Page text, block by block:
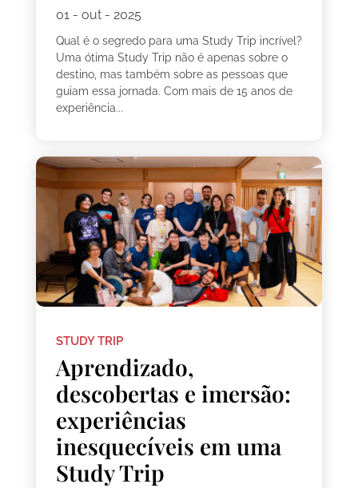
01 - out - 2025
Qual é o segredo para uma Study Trip incrível?
Uma ótima Study Trip não é apenas sobre o
destino, mas também sobre as pessoas que
guiam essa jornada. Com mais de 15 anos de
experiência...
STUDY TRIP
Aprendizado,
descobertas e imersão:
experiências
inesquecíveis em uma
Study Trip